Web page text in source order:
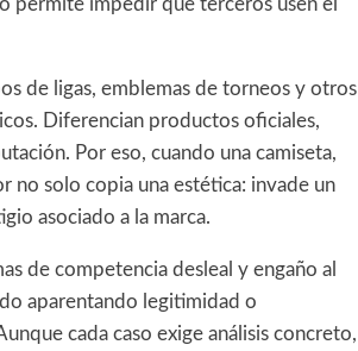
permite impedir que terceros usen el
de ligas, emblemas de torneos y otros
Diferencian productos oficiales,
Por eso, cuando una camiseta,
no solo copia una estética: invade un
asociado a la marca.
de competencia desleal y engaño al
aparentando legitimidad o
cada caso exige análisis concreto,